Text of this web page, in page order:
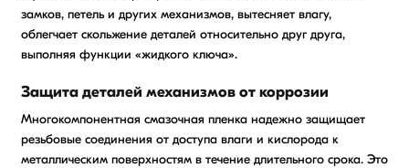
замков, петель и других механизмов, вытесняет влагу,
облегчает скольжение деталей относительно друг друга,
выполняя функции «жидкого ключа».
Защита деталей механизмов от коррозии
Многокомпонентная смазочная пленка надежно защищает
резьбовые соединения от доступа влаги и кислорода к
металлическим поверхностям в течение длительного срока. Это